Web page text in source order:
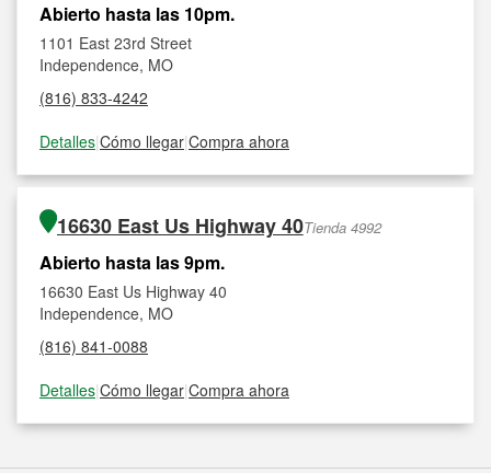
Abierto hasta las 10pm.
1101 East 23rd Street
Independence, MO
(816) 833-4242
Detalles|Cómo llegar|Compra ahora
16630 East Us Highway 40Tienda 4992
Abierto hasta las 9pm.
16630 East Us Highway 40
Independence, MO
(816) 841-0088
Detalles|Cómo llegar|Compra ahora